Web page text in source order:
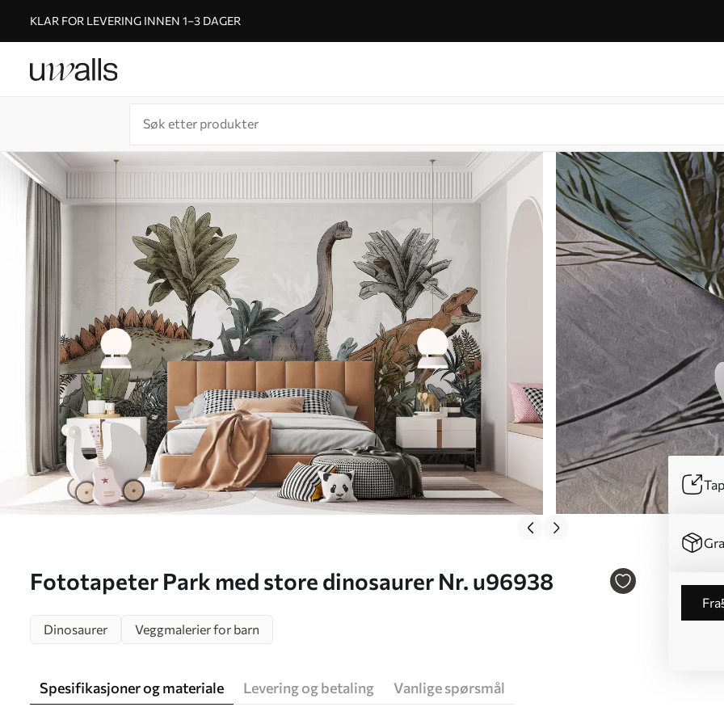
KLAR FOR LEVERING INNEN 1–3 DAGER
Fototapeter Park med store dinosaurer Nr. u96938
fra
Dinosaurer
Veggmalerier for barn
Spesifikasjoner og materiale Levering og betaling Vanlige spørsmål